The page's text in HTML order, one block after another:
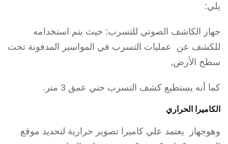
يلي:
جهاز الكاشف الصوتي للتسرب: حيث يتم استخدامه
للكشف عن عمليات التسرب في المواسير المدفونة تحت
سطح الأرض,
كما أنه يستطيع كشف التسرب حتي عمق 3 متر.
الكاميرا الحراري
وهوجهاز يعتمد علي كاميرا تصوير حرارية لتحديد موقع